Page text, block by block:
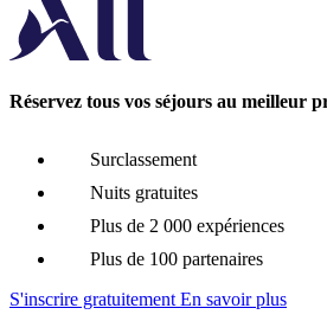
Réservez tous vos séjours au meilleur
Surclassement
Nuits gratuites
Plus de 2 000 expériences
Plus de 100 partenaires
S'inscrire gratuitement En savoir plus